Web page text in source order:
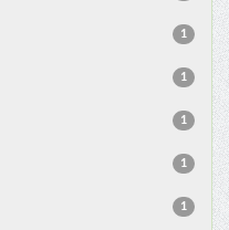
1
1
1
1
1